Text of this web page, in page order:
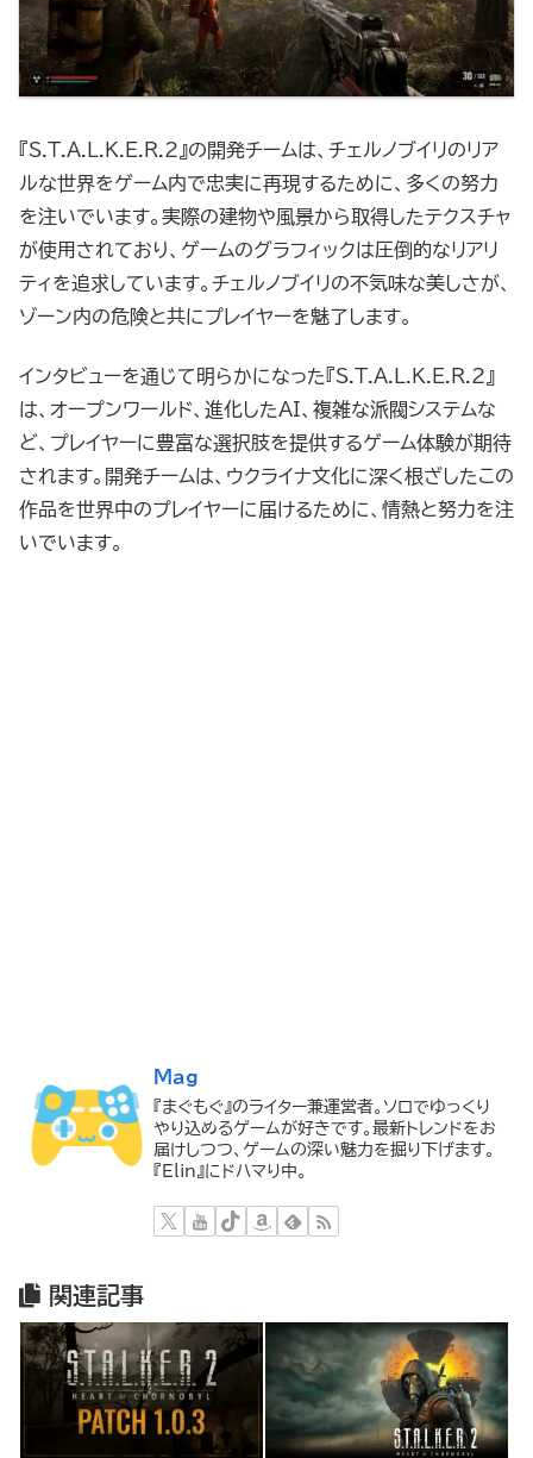
『S.T.A.L.K.E.R.2』の開発チームは、チェルノブイリのリア
ルな世界をゲーム内で忠実に再現するために、多くの努力
を注いでいます。実際の建物や風景から取得したテクスチャ
が使用されており、ゲームのグラフィックは圧倒的なリアリ
ティを追求しています。チェルノブイリの不気味な美しさが、
ゾーン内の危険と共にプレイヤーを魅了します。
インタビューを通じて明らかになった『S.T.A.L.K.E.R.2』
は、オープンワールド、進化したAI、複雑な派閥システムな
ど、プレイヤーに豊富な選択肢を提供するゲーム体験が期待
されます。開発チームは、ウクライナ文化に深く根ざしたこの
作品を世界中のプレイヤーに届けるために、情熱と努力を注
いでいます。
Mag
『まぐもぐ』のライター兼運営者。ソロでゆっくり
やり込めるゲームが好きです。最新トレンドをお
届けしつつ、ゲームの深い魅力を掘り下げます。
『Elin』にドハマり中。
関連記事